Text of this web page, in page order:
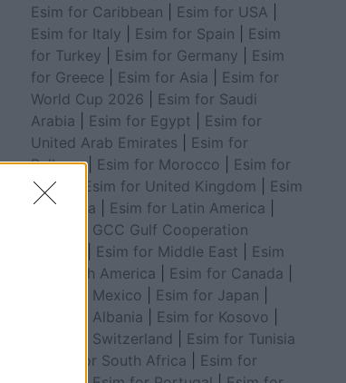
Esim for Caribbean
Esim for USA
Esim for Italy
Esim for Spain
Esim
for Turkey
Esim for Germany
Esim
for Greece
Esim for Asia
Esim for
World Cup 2026
Esim for Saudi
Arabia
Esim for Egypt
Esim for
United Arab Emirates
Esim for
Balkans| Esim for Morocco
Esim for
China
Esim for United Kingdom
Esim
for Africa
Esim for Latin America
Esim for GCC Gulf Cooperation
Esim for Middle East
Esim
for South America
Esim for Canada
Esim for Mexico
Esim for Japan
Esim for Albania
Esim for Kosovo
Esim for Switzerland
Esim for Tunisia
Esim for South Africa
Esim for